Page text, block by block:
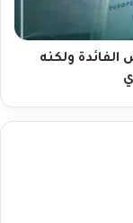
ولكنه